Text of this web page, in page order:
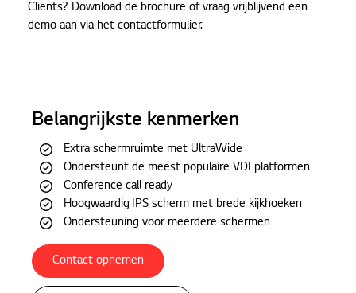
Clients? Download de brochure of vraag vrijblijvend een
demo aan via het contactformulier.
Belangrijkste kenmerken
Extra schermruimte met UltraWide
Ondersteunt de meest populaire VDI platformen
Conference call ready
Hoogwaardig IPS scherm met brede kijkhoeken
Ondersteuning voor meerdere schermen
Contact opnemen